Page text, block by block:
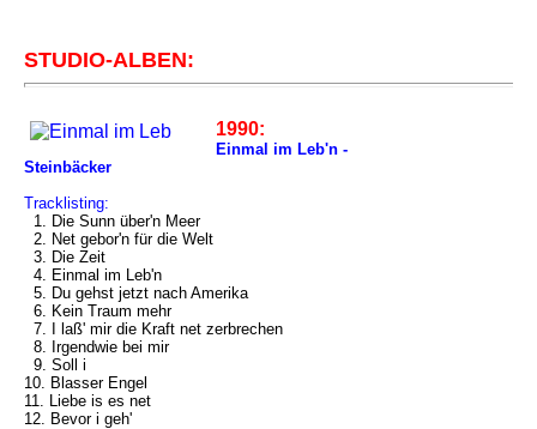
STUDIO-ALBEN:
1990:
Einmal im Leb'n -
Steinbäcker
Tracklisting:
1. Die Sunn über'n Meer
2. Net gebor'n für die Welt
3. Die Zeit
4. Einmal im Leb'n
5. Du gehst jetzt nach Amerika
6. Kein Traum mehr
7. I laß' mir die Kraft net zerbrechen
8. Irgendwie bei mir
9. Soll i
10. Blasser Engel
11. Liebe is es net
12. Bevor i geh'